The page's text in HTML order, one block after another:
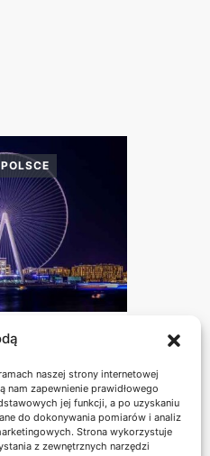
naszej strony internetowej
zapewnienie prawidłowego
jej funkcji, a po uzyskaniu
do dokonywania pomiarów i analiz
Strona wykorzystuje
z zewnętrznych narzędzi
Z